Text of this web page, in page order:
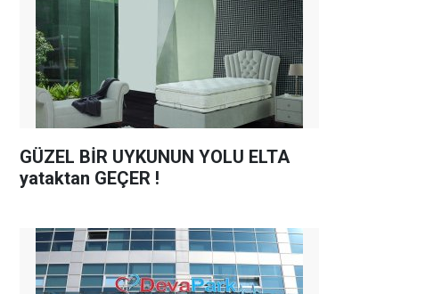
GÜZEL BİR UYKUNUN YOLU ELTA
yataktan GEÇER !